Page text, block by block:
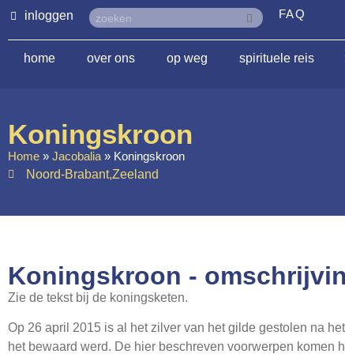
inloggen FAQ
home over ons op weg spirituele reis
Koningskroon
Home » Jacobalia » Koningskroon
Noord-Brabant,Zeeland
Koningskroon -
Zie de tekst bij de koningsketen.
Op 26 april 2015 is al het zilver van het gilde gestolen na
het bewaard werd. De hier beschreven voorwerpen komen